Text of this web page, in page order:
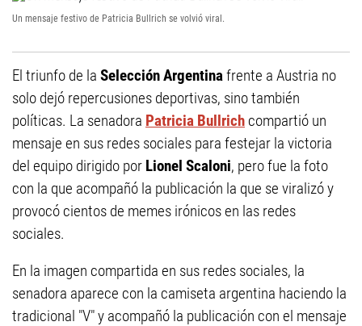
Un mensaje festivo de Patricia Bullrich se volvió viral.
El triunfo de la Selección Argentinafrente a Austria no
solo dejó repercusiones deportivas, sino también
políticas. La senadora Patricia Bullrich compartió un
mensaje en sus redes sociales para festejar la victoria
del equipo dirigido por Lionel Scaloni, pero fue la foto
con la que acompañó la publicación la que se viralizó y
provocó cientos de memes irónicos en las redes
sociales.
En la imagen compartida en sus redes sociales, la
senadora aparece con la camiseta argentina haciendo la
tradicional "V" y acompañó la publicación con el mensaje